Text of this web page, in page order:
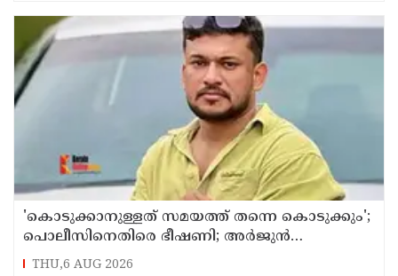
'കൊടുക്കാനുള്ളത് സമയത്ത് തന്നെ കൊടുക്കും';
പൊലീസിനെതിരെ ഭീഷണി; അർജുൻ
ആയങ്കിക്കെതിരെ കേസെടുത്തു
THU,6 AUG 2026